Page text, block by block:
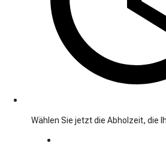
Wählen Sie jetzt die Abholzeit, die